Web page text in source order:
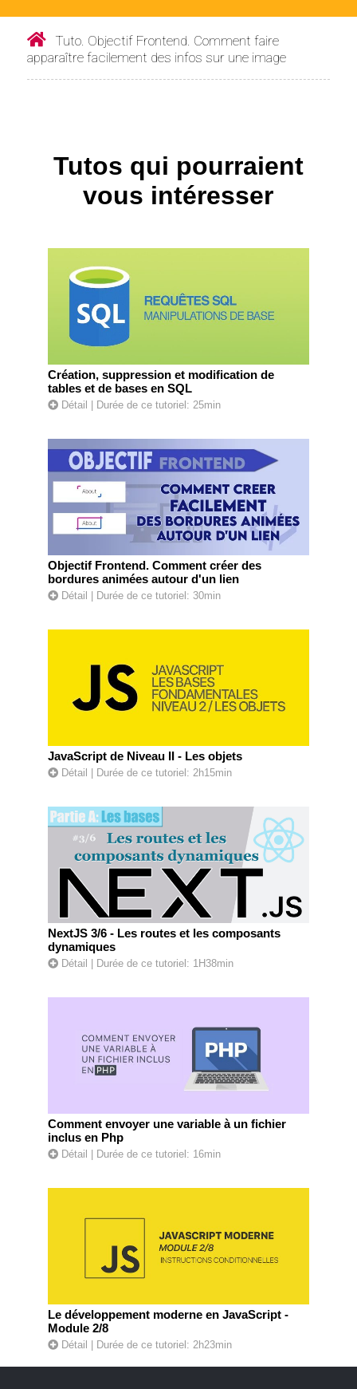
Tuto. Objectif Frontend. Comment faire
apparaître facilement des infos sur une image
Tutos qui pourraient
vous intéresser
Création, suppression et modification de
tables et de bases en SQL
Détail | Durée de ce tutoriel: 25min
Objectif Frontend. Comment créer des
bordures animées autour d'un lien
Détail | Durée de ce tutoriel: 30min
JavaScript de Niveau II - Les objets
Détail | Durée de ce tutoriel: 2h15min
NextJS 3/6 - Les routes et les composants
dynamiques
Détail | Durée de ce tutoriel: 1H38min
Comment envoyer une variable à un fichier
inclus en Php
Détail | Durée de ce tutoriel: 16min
Le développement moderne en JavaScript -
Module 2/8
Détail | Durée de ce tutoriel: 2h23min